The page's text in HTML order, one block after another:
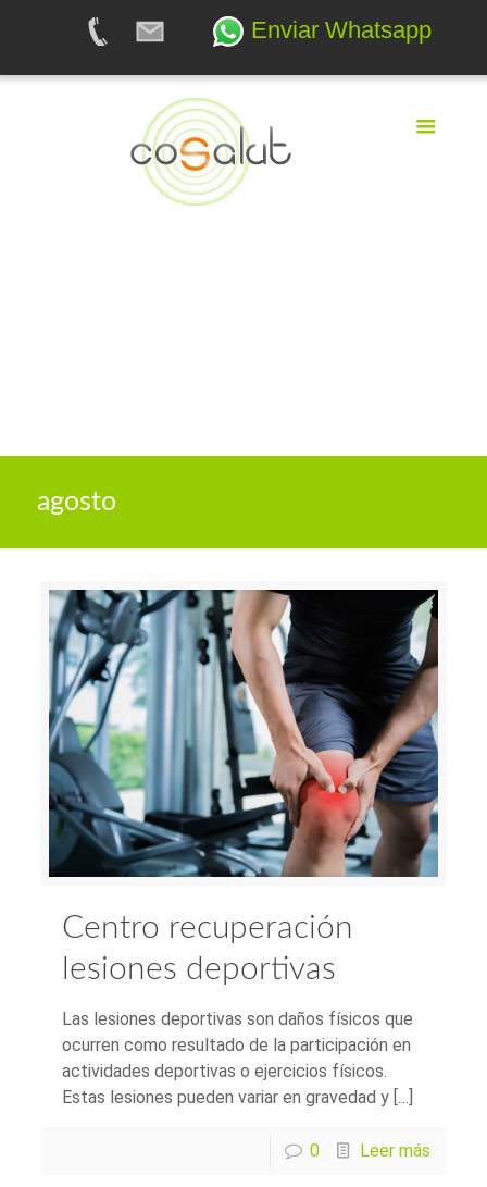
Enviar Whatsapp
agosto
Centro recuperación
lesiones deportivas
Las lesiones deportivas son daños físicos que
ocurren como resultado de la participación en
actividades deportivas o ejercicios físicos.
Estas lesiones pueden variar en gravedad y […]
0 Leer más